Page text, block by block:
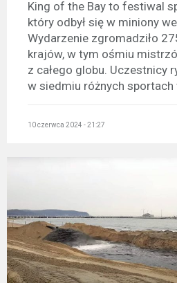
King of the Bay to festiwal
który odbył się w miniony
Wydarzenie zgromadziło
krajów, w tym ośmiu
z całego globu. Uczestnicy
w siedmiu różnych sportach
10 czerwca 2024 - 21:27